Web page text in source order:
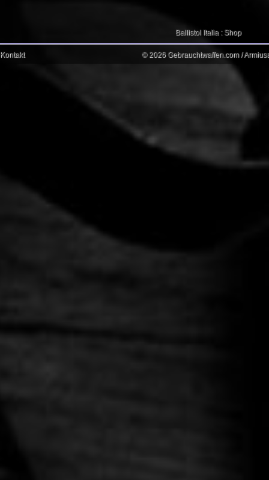
Ballistol Italia : Shop
Kontakt © 2026 Gebrauchtwaffen.com /